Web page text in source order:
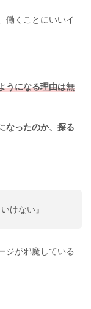
働くことにいいイ
うになる理由は無
なったのか、探る
けない』
ジが邪魔している